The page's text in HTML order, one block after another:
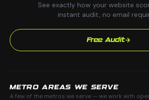
See exactly how your website
instant audit, no email
Free Audit
METRO AREAS WE SERVE
A few of the metros we serve — we work with